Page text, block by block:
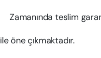
Zamanında teslim
ile öne çıkmaktadır.